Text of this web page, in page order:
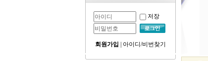
저장
회원가입 아이디/비번찾기